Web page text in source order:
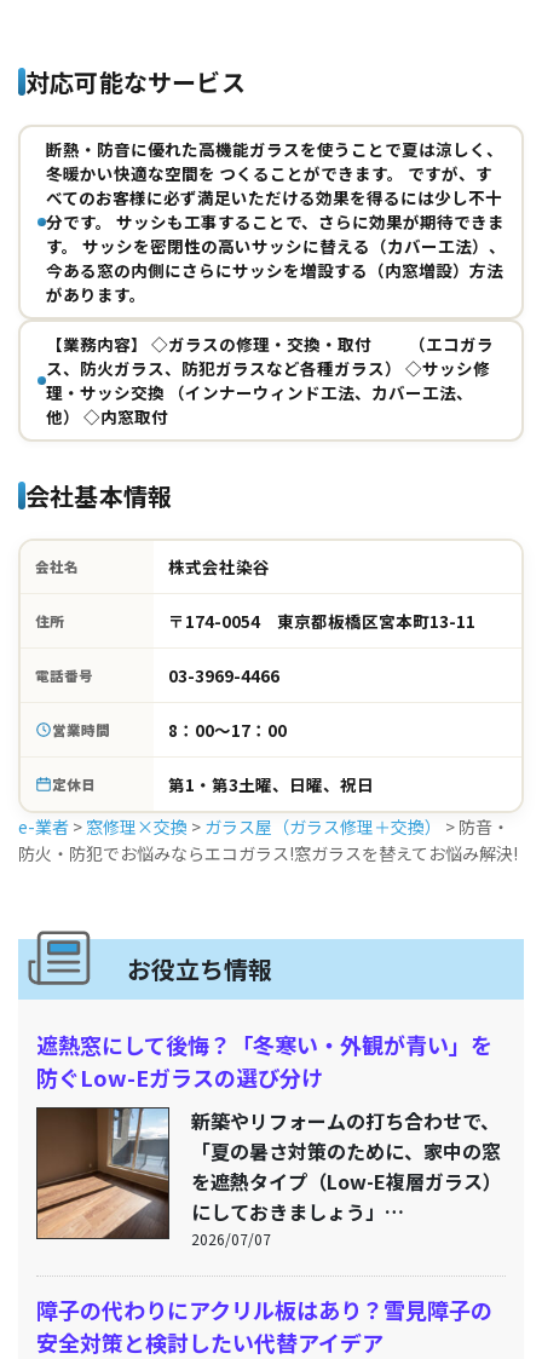
対応可能なサービス
断熱・防音に優れた高機能ガラスを使うことで夏は涼しく、
冬暖かい快適な空間を つくることができます。 ですが、す
べてのお客様に必ず満足いただける効果を得るには少し不十
分です。 サッシも工事することで、さらに効果が期待できま
す。 サッシを密閉性の高いサッシに替える（カバー工法）、
今ある窓の内側にさらにサッシを増設する（内窓増設）方法
があります。
【業務内容】 ◇ガラスの修理・交換・取付 （エコガラ
ス、防火ガラス、防犯ガラスなど各種ガラス） ◇サッシ修
理・サッシ交換 （インナーウィンド工法、カバー工法、
他） ◇内窓取付
会社基本情報
会社名 株式会社染谷
住所 〒174-0054 東京都板橋区宮本町13-11
電話番号 03-3969-4466
営業時間 8：00～17：00
定休日
第1・第3土曜、日曜、祝日
e-業者 > 窓修理×交換 > ガラス屋（ガラス修理＋交換） > 防音・
防火・防犯でお悩みならエコガラス!窓ガラスを替えてお悩み解決!
お役立ち情報
遮熱窓にして後悔？「冬寒い・外観が青い」を
防ぐLow-Eガラスの選び分け
新築やリフォームの打ち合わせで、
「夏の暑さ対策のために、家中の窓
を遮熱タイプ（Low-E複層ガラス）
にしておきましょう」…
2026/07/07
障子の代わりにアクリル板はあり？雪見障子の
安全対策と検討したい代替アイデア